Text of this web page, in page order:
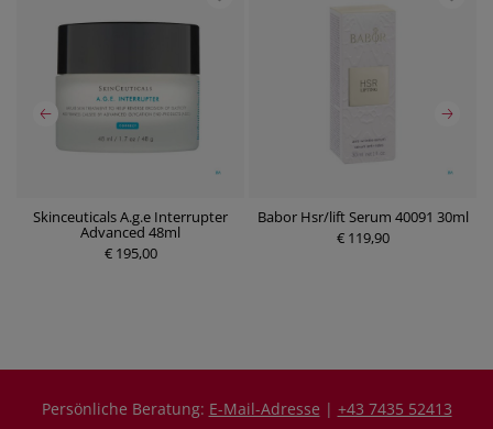
Skinceuticals A.g.e Interrupter
Advanced 48ml
€ 195,00
Babor Hsr/lift Serum 40091 30ml
€ 119,90
Persönliche Beratung: E-Mail-Adresse | +43 7435 52413